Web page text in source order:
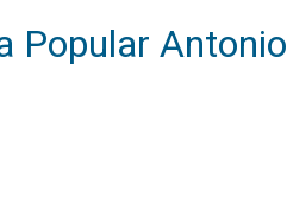
Popular Antonio